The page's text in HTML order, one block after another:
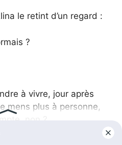
le retint d’un regard :
?
à vivre, jour après
mens plus à personne,